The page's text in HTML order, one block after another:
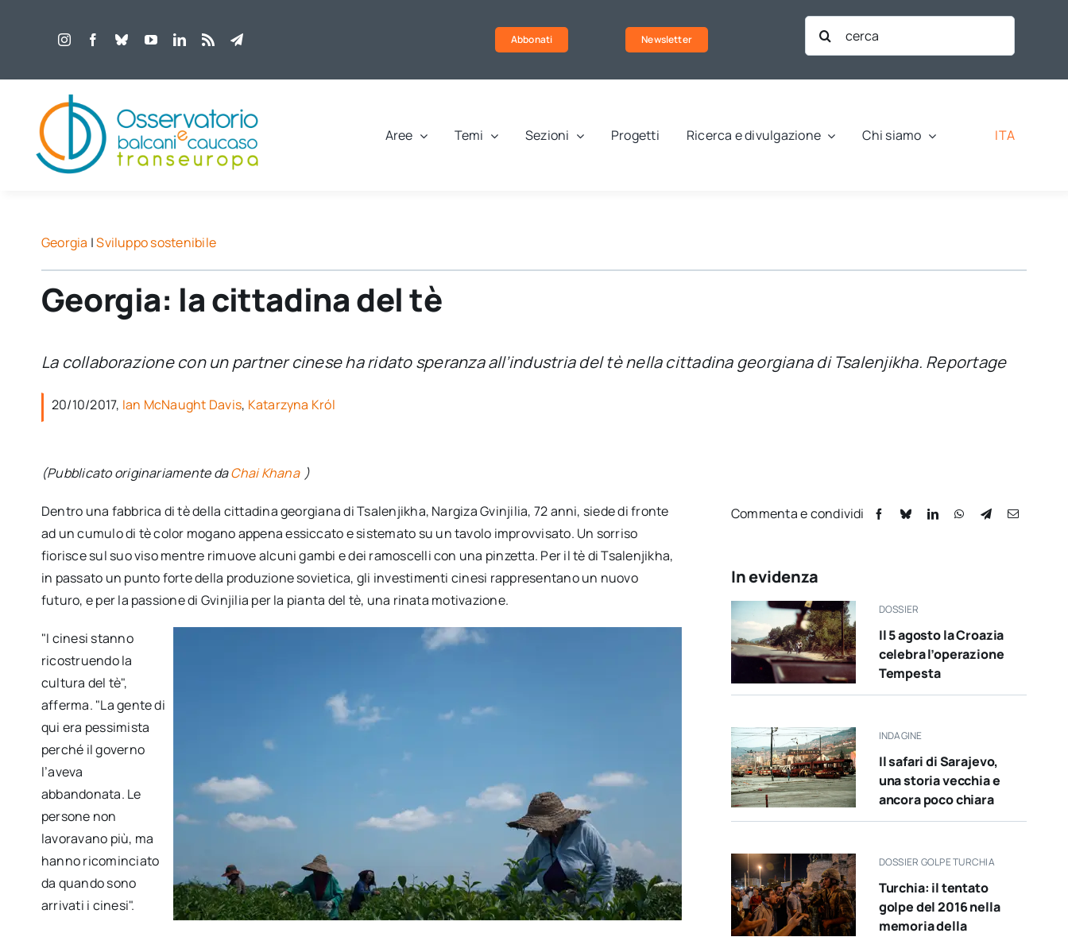
Abbonati Newsletter
Cerca
per:
Aree Temi Sezioni Progetti Ricerca e divulgazione Chi siamo ITA
Georgia |Sviluppo sostenibile
Georgia: la cittadina del tè
La collaborazione con un partner cinese ha ridato speranza all’industria del tè nella cittadina georgiana di Tsalenjikha. Reportage
20/10/2017, Ian McNaught Davis, Katarzyna Król
(Pubblicato originariamente daChai Khana )
Dentro una fabbrica di tè della cittadina georgiana di Tsalenjikha, Nargiza Gvinjilia, 72 anni, siede di fronte
ad un cumulo di tè color mogano appena essiccato e sistemato su un tavolo improvvisato. Un sorriso
fiorisce sul suo viso mentre rimuove alcuni gambi e dei ramoscelli con una pinzetta. Per il tè di Tsalenjikha,
in passato un punto forte della produzione sovietica, gli investimenti cinesi rappresentano un nuovo
futuro, e per la passione di Gvinjilia per la pianta del tè, una rinata motivazione.
"I cinesi stanno
ricostruendo la
cultura del tè",
afferma. "La gente di
qui era pessimista
perché il governo
l’aveva
abbandonata. Le
persone non
lavoravano più, ma
hanno ricominciato
da quando sono
arrivati i cinesi".
Commenta e condividi
In evidenza
DOSSIER
Il 5 agosto la Croazia
celebra l’operazione
Tempesta
INDAGINE
Il safari di Sarajevo,
una storia vecchia e
ancora poco chiara
DOSSIER GOLPE TURCHIA
Turchia: il tentato
golpe del 2016 nella
memoria della